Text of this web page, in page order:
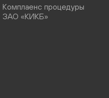
Комплаенс процедуры
ЗАО «КИКБ»